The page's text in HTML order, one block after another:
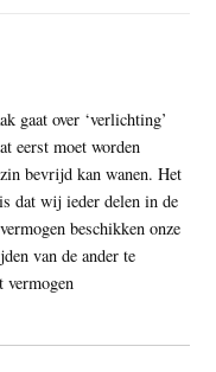
gaat over ‘verlichting’
eerst moet worden
bevrijd kan wanen. Het
dat wij ieder delen in de
beschikken onze
van de ander te
vermogen